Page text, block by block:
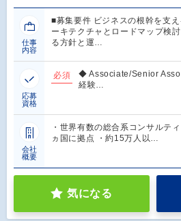
仕事
内容
■募集要件 ビジネスの根幹を支
ーキテクチャとロードマップ検
る方針と運…
応募
資格
必須
◆ Associate/Senior
経験…
会社
概要
・世界有数の総合系コンサルテ
ヵ国に拠点 ・約15万人以…
気になる